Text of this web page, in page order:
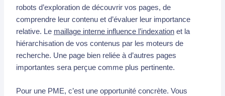
robots d’exploration de découvrir vos pages, de
comprendre leur contenu et d’évaluer leur importance
relative. Le maillage interne influence l’indexationet la
hiérarchisation de vos contenus par les moteurs de
recherche. Une page bien reliée à d’autres pages
importantes sera perçue comme plus pertinente.
Pour une PME, c’est une opportunité concrète. Vous